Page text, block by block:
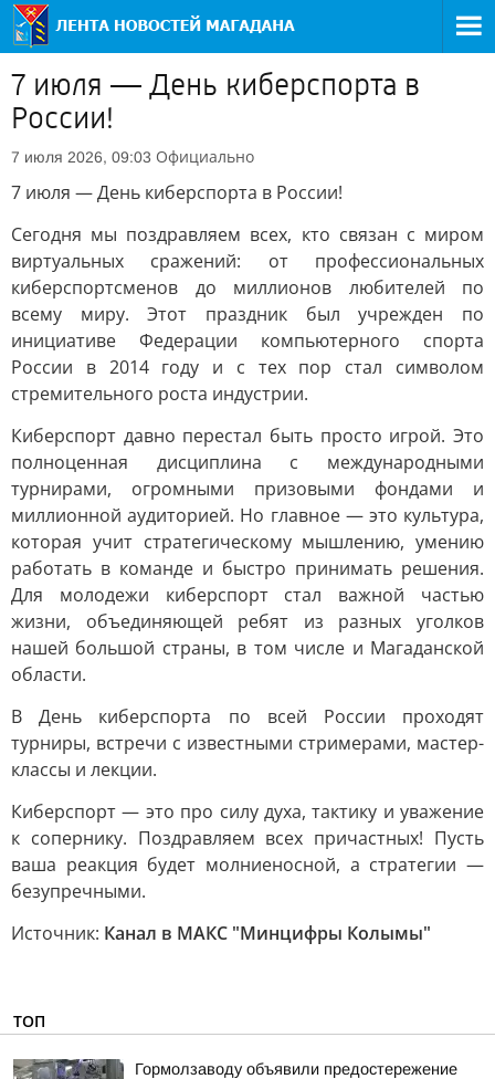
7 июля — День киберспорта в
России!
7 июля 2026, 09:03 Официально
7 июля — День киберспорта в России!
Сегодня мы поздравляем всех, кто связан с миром
виртуальных сражений: от профессиональных
киберспортсменов до миллионов любителей по
всему миру. Этот праздник был учрежден по
инициативе Федерации компьютерного спорта
России в 2014 году и с тех пор стал символом
стремительного роста индустрии.
Киберспорт давно перестал быть просто игрой. Это
полноценная дисциплина с международными
турнирами, огромными призовыми фондами и
миллионной аудиторией. Но главное — это культура,
которая учит стратегическому мышлению, умению
работать в команде и быстро принимать решения.
Для молодежи киберспорт стал важной частью
жизни, объединяющей ребят из разных уголков
нашей большой страны, в том числе и Магаданской
области.
В День киберспорта по всей России проходят
турниры, встречи с известными стримерами, мастер-
классы и лекции.
Киберспорт — это про силу духа, тактику и уважение
к сопернику. Поздравляем всех причастных! Пусть
ваша реакция будет молниеносной, а стратегии —
безупречными.
Источник: Канал в МАКС "Минцифры Колымы"
ТОП
Гормолзаводу объявили предостережение